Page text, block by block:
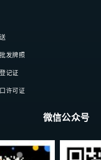
发牌照
记证
许可证
微信公众号